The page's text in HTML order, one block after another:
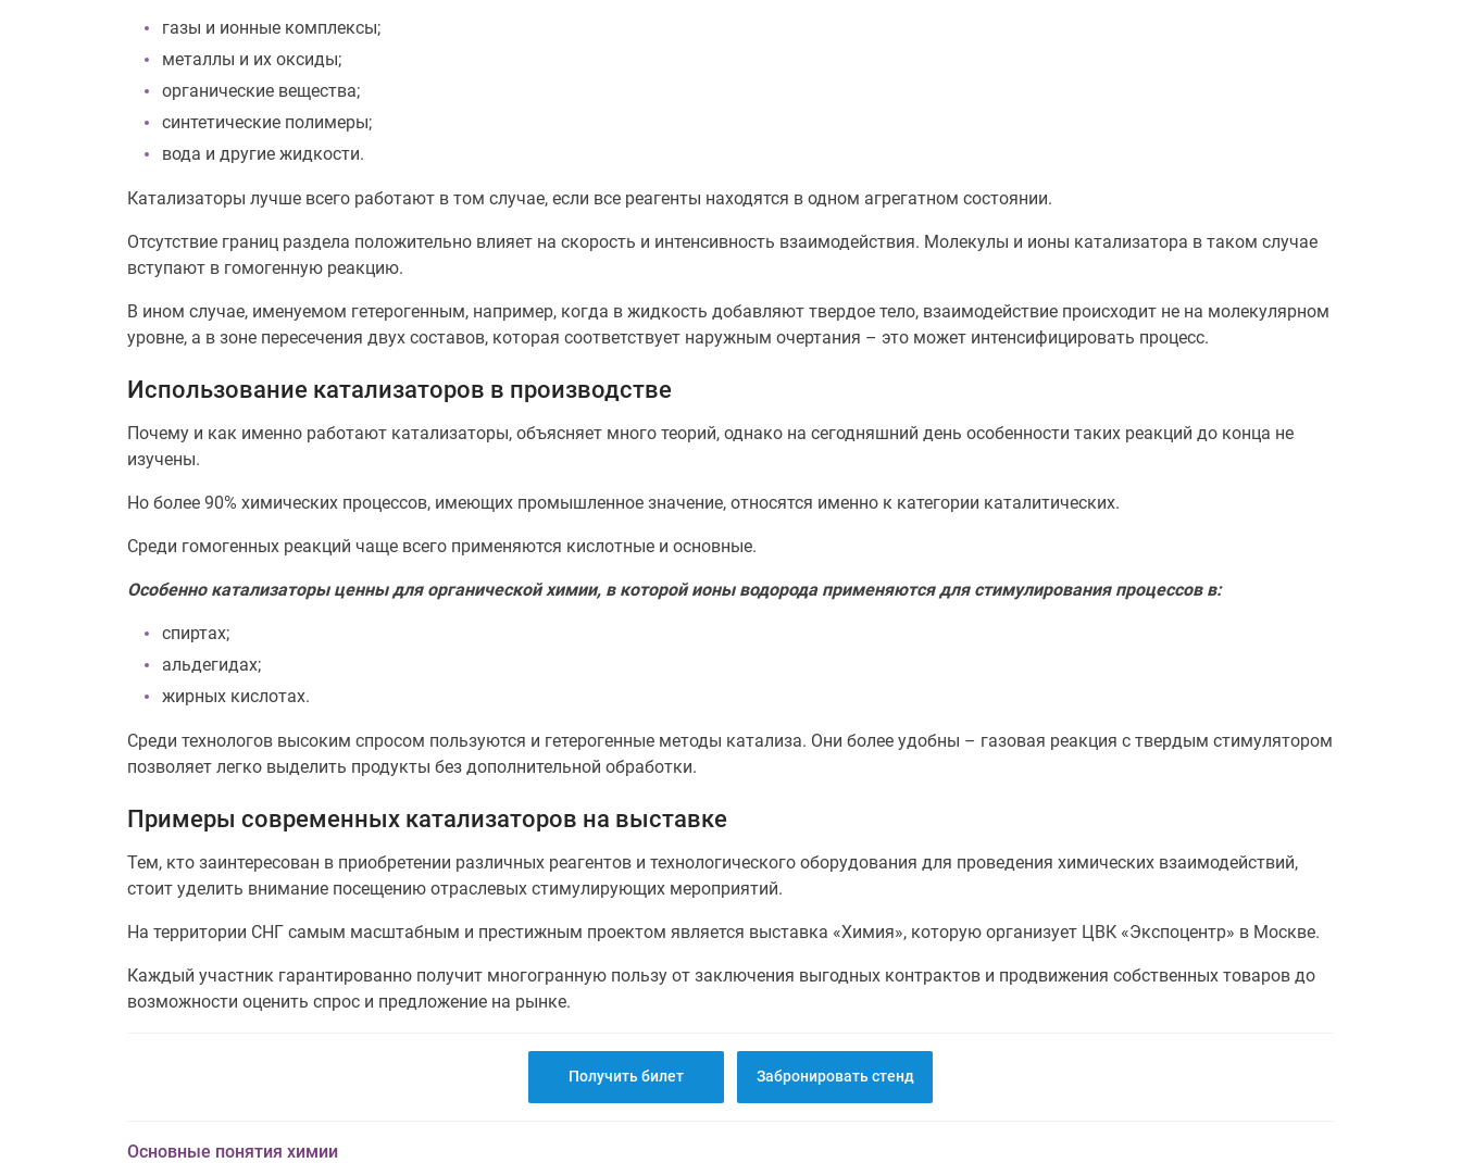
газы и ионные комплексы;
металлы и их оксиды;
органические вещества;
синтетические полимеры;
вода и другие жидкости.
Катализаторы лучше всего работают в том случае, если все реагенты находятся в одном агрегатном состоянии.
Отсутствие границ раздела положительно влияет на скорость и интенсивность взаимодействия. Молекулы и ионы катализатора в таком случае
вступают в гомогенную реакцию.
В ином случае, именуемом гетерогенным, например, когда в жидкость добавляют твердое тело, взаимодействие происходит не на молекулярном
уровне, а в зоне пересечения двух составов, которая соответствует наружным очертания – это может интенсифицировать процесс.
Использование катализаторов в производстве
Почему и как именно работают катализаторы, объясняет много теорий, однако на сегодняшний день особенности таких реакций до конца не
изучены.
Но более 90% химических процессов, имеющих промышленное значение, относятся именно к категории каталитических.
Среди гомогенных реакций чаще всего применяются кислотные и основные.
Особенно катализаторы ценны для органической химии, в которой ионы водорода применяются для стимулирования процессов в:
спиртах;
альдегидах;
жирных кислотах.
Среди технологов высоким спросом пользуются и гетерогенные методы катализа. Они более удобны – газовая реакция с твердым стимулятором
позволяет легко выделить продукты без дополнительной обработки.
Примеры современных катализаторов на выставке
Тем, кто заинтересован в приобретении различных реагентов и технологического оборудования для проведения химических взаимодействий,
стоит уделить внимание посещению отраслевых стимулирующих мероприятий.
На территории СНГ самым масштабным и престижным проектом является выставка «Химия», которую организует ЦВК «Экспоцентр» в Москве.
Каждый участник гарантированно получит многогранную пользу от заключения выгодных контрактов и продвижения собственных товаров до
возможности оценить спрос и предложение на рынке.
Получить билет Забронировать стенд
Основные понятия химии